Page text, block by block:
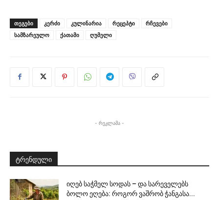
ᲗᲔᲒᲔᲑᲘ კერძი კულინარია რეცეპტი
რჩევები
სამზარეულო
ქათამი ღუმელი
- რეკლამა -
ტრენდული
იღებ საჭმელ სოდას – და სარეველებს
ბოლო ეღება: როგორ ვაშრობ ჭანგასა...